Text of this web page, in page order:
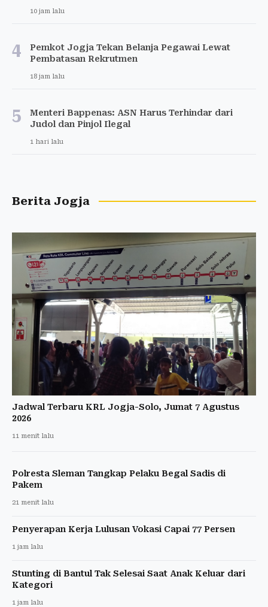
10 jam lalu
4
Pemkot Jogja Tekan Belanja Pegawai Lewat
Pembatasan Rekrutmen
18 jam lalu
5
Menteri Bappenas: ASN Harus Terhindar dari
Judol dan Pinjol Ilegal
1 hari lalu
Berita Jogja
Jadwal Terbaru KRL Jogja-Solo, Jumat 7 Agustus
2026
11 menit lalu
Polresta Sleman Tangkap Pelaku Begal Sadis di
Pakem
21 menit lalu
Penyerapan Kerja Lulusan Vokasi Capai 77 Persen
1 jam lalu
Stunting di Bantul Tak Selesai Saat Anak Keluar dari
Kategori
1 jam lalu